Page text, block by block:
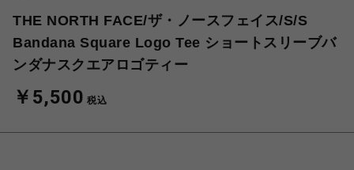
THE NORTH FACE/ザ・ノースフェイス/S/S
Bandana Square Logo Tee ショートスリーブバ
ンダナスクエアロゴティー
￥5,500 税込